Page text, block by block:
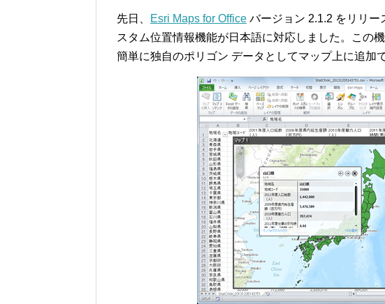
先日、 Esri Maps for Office バージョン 2.1.2 をリリ
スタム位置情報機能が日本語に対応しました。この
簡単に独自のポリゴン データとしてマップ上に追加